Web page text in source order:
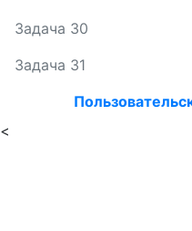
Задача 30
Задача 31
<